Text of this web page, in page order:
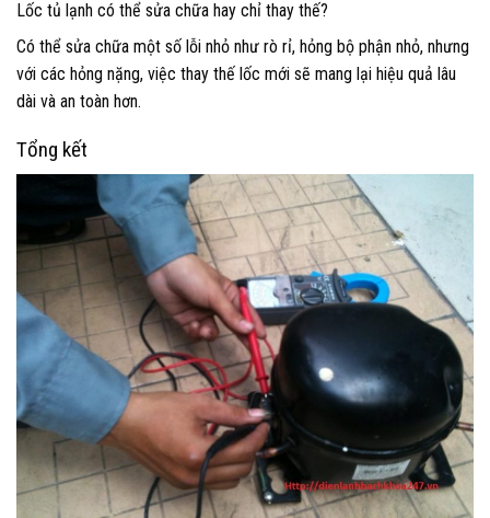
Lốc tủ lạnh có thể sửa chữa hay chỉ thay thế?
Có thể sửa chữa một số lỗi nhỏ như rò rỉ, hỏng bộ phận nhỏ, nhưng
với các hỏng nặng, việc thay thế lốc mới sẽ mang lại hiệu quả lâu
dài và an toàn hơn.
Tổng kết